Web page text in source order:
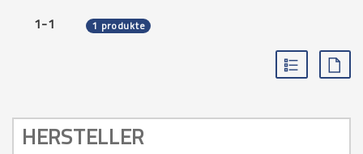
1-1 1 produkte
HERSTELLER